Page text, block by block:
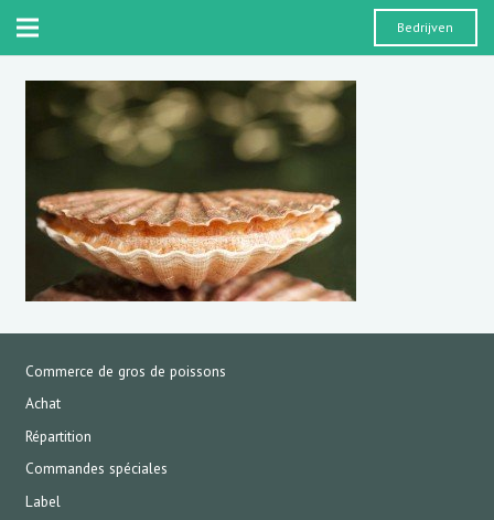
Bedrijven
Commerce de gros de poissons
Achat
Répartition
Commandes spéciales
Label